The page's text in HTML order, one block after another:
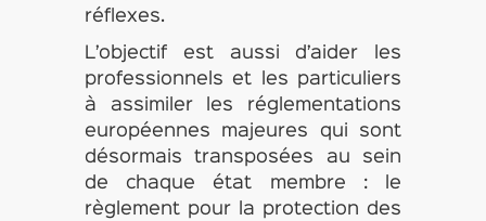
réflexes.
L’objectif est aussi d’aider les
professionnels et les particuliers
à assimiler les réglementations
européennes majeures qui sont
désormais transposées au sein
de chaque état membre : le
règlement pour la protection des